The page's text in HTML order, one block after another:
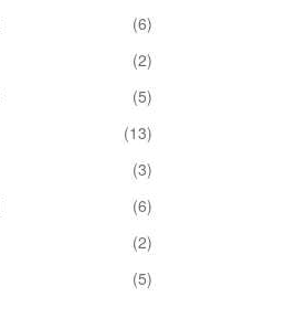
(6)
(2)
(5)
(13)
(3)
(6)
(2)
(5)